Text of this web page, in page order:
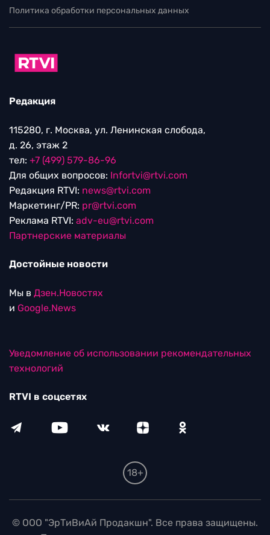
Политика обработки персональных данных
Редакция
115280, г. Москва, ул. Ленинская слобода,
д. 26, этаж 2
тел: +7 (499) 579-86-96
Для общих вопросов: Infortvi@rtvi.com
Редакция RTVI: news@rtvi.com
Маркетинг/PR: pr@rtvi.com
Реклама RTVI: adv-eu@rtvi.com
Партнерские материалы
Достойные новости
Мы в Дзен.Новостях
и Google.News
Уведомление об использовании рекомендательных
технологий
RTVI в соцсетях
18+
© ООО "ЭрТиВиАй Продакшн". Все права защищены.